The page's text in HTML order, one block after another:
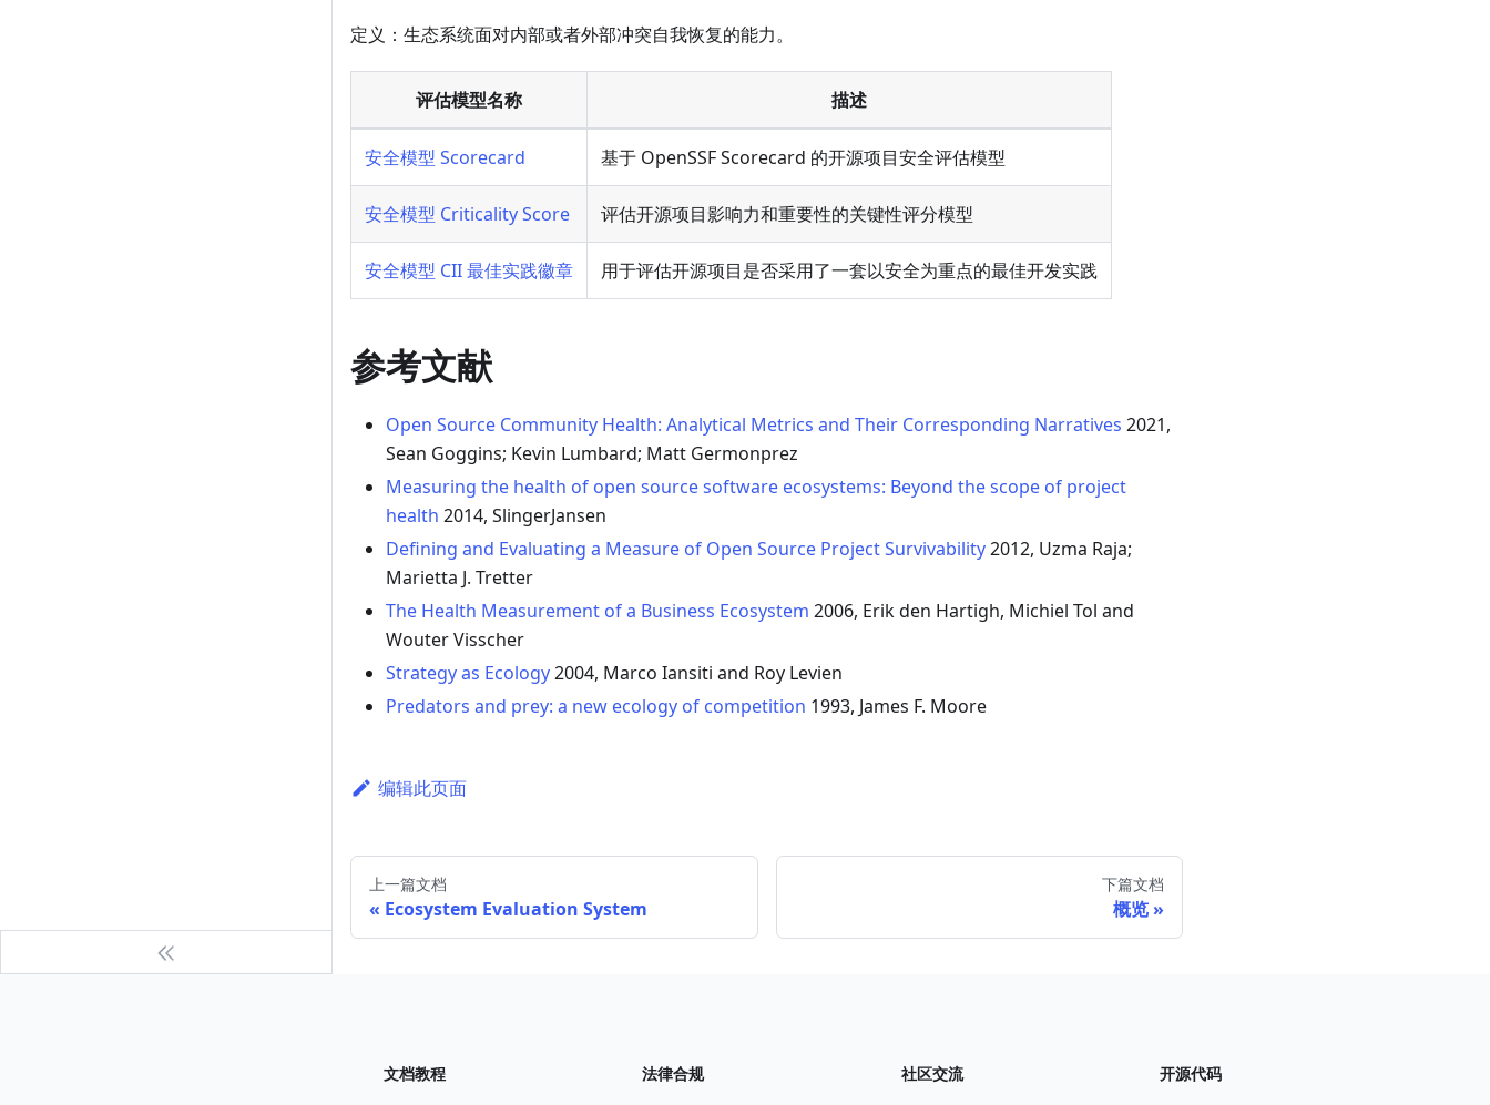
定义：生态系统面对内部或者外部冲突自我恢复的能力。
评估模型名称 描述
安全模型 Scorecard 基于 OpenSSF Scorecard 的开源项目安全评估模型
安全模型 Criticality Score 评估开源项目影响力和重要性的关键性评分模型
安全模型 CII 最佳实践徽章 用于评估开源项目是否采用了一套以安全为重点的最佳开发实践
参考文献
Open Source Community Health: Analytical Metrics and Their Corresponding Narratives 2021,
Sean Goggins; Kevin Lumbard; Matt Germonprez
Measuring the health of open source software ecosystems: Beyond the scope of project
health 2014, SlingerJansen
Defining and Evaluating a Measure of Open Source Project Survivability2012, Uzma Raja;
Marietta J. Tretter
The Health Measurement of a Business Ecosystem 2006, Erik den Hartigh, Michiel Tol and
Wouter Visscher
Strategy as Ecology2004, Marco Iansiti and Roy Levien
Predators and prey: a new ecology of competition 1993, James F. Moore
编辑此页面
上一篇文档
Ecosystem Evaluation System
下篇文档
概览
文档教程
法律合规
社区交流
开源代码